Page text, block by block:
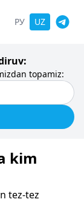
РУ UZ
topamiz:
kim
tez-tez